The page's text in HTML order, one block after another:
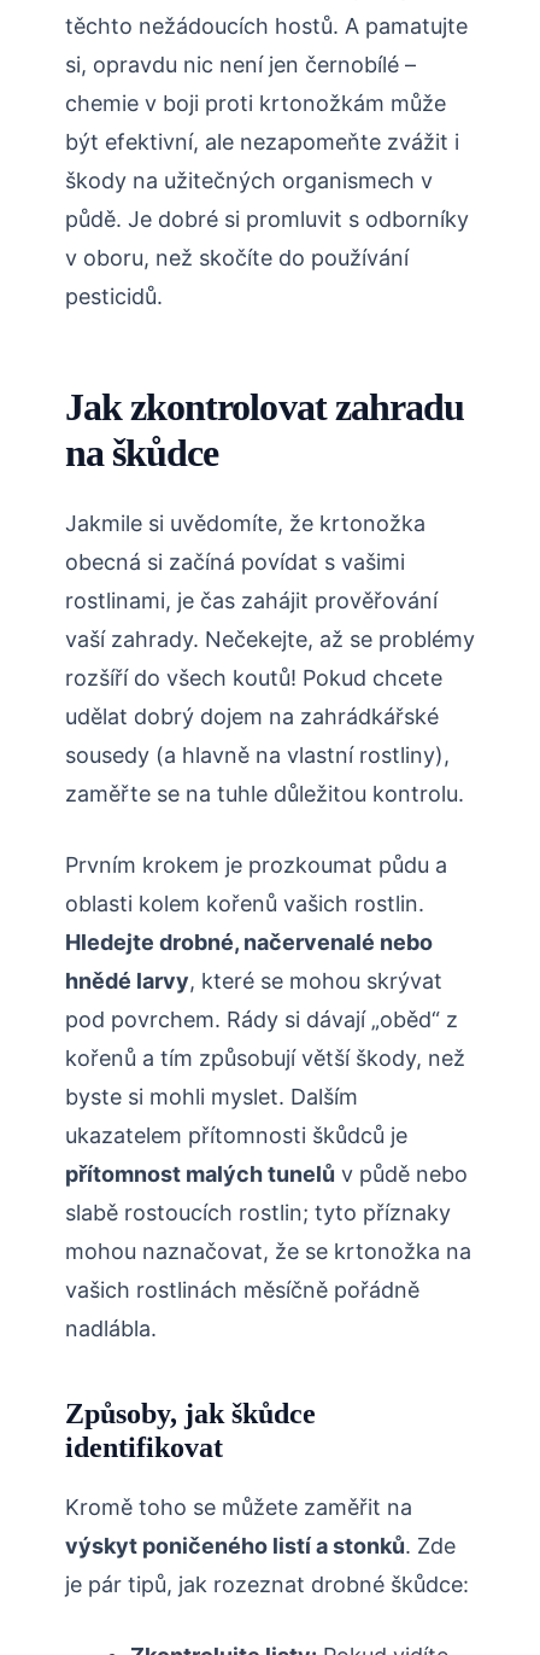
těchto nežádoucích ​hostů. A‌ pamatujte
si, opravdu nic není jen‍ černobílé –
chemie v boji⁣ proti krtonožkám​ může
být efektivní, ale nezapomeňte zvážit i
škody na užitečných organismech v
půdě. Je dobré si ​promluvit s odborníky
v oboru, ‌než​ skočíte do používání
pesticidů.
Jak zkontrolovat zahradu
na škůdce
Jakmile si uvědomíte, že ​krtonožka
obecná si začíná povídat s vašimi
rostlinami, je čas zahájit‌ prověřování
vaší zahrady. Nečekejte, až ‍se problémy
rozšíří do ‍všech ⁣koutů! Pokud ‌chcete
udělat dobrý dojem na zahrádkářské
sousedy (a hlavně na vlastní ‍rostliny),
zaměřte se⁤ na ⁢tuhle ⁣důležitou kontrolu.
Prvním krokem je prozkoumat půdu a​
oblasti ‌kolem kořenů vašich rostlin. ⁤
Hledejte drobné, načervenalé nebo
hnědé larvy, které se⁢ mohou skrývat
pod povrchem. Rády si ⁢dávají „oběd“ z
kořenů a tím​ způsobují větší škody, než
byste si mohli myslet. Dalším
ukazatelem přítomnosti škůdců je
přítomnost malých tunelů v půdě nebo
slabě rostoucích rostlin; tyto příznaky
mohou naznačovat, že se krtonožka na
vašich⁢ rostlinách měsíčně pořádně
nadlábla.
Způsoby, jak⁤ škůdce
identifikovat
Kromě toho se můžete zaměřit na
výskyt poničeného listí a stonků. Zde
je pár tipů, ⁢jak rozeznat drobné škůdce: